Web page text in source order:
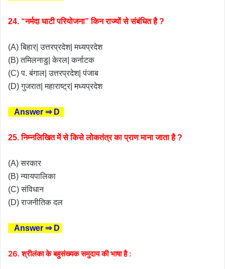
24. “नर्मदा घाटी परियोजना” किन राज्यों से संबंधित है ?
(A) बिहार| उत्तरप्रदेश| मध्यप्रदेश
(B) तमिलनाडु| केरल| कर्नाटक
(C) प. बंगाल| उत्तरप्रदेश| पंजाब
(D) गुजरात| महाराष्ट्र| मध्यप्रदेश
Answer ⇒ D
25. निम्नलिखित में से किसे लोकतंत्र का प्राण माना जाता है ?
(A) सरकार
(B) न्यायपालिका
(C) संविधान
(D) राजनीतिक दल
Answer ⇒ D
26. श्रीलंका के बहुसंख्यक समुदाय की भाषा है :